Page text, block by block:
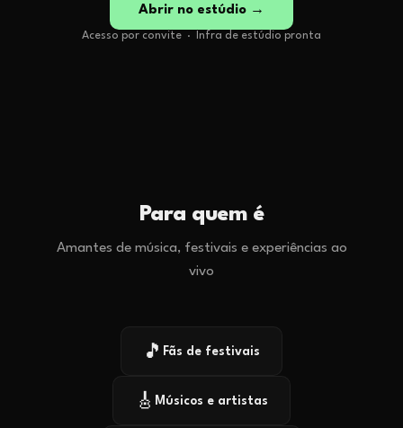
Abrir no estúdio →
Acesso por convite · Infra de estúdio pronta
Para quem é
Amantes de música, festivais e experiências ao
vivo
🎵 Fãs de festivais
🎸 Músicos e artistas